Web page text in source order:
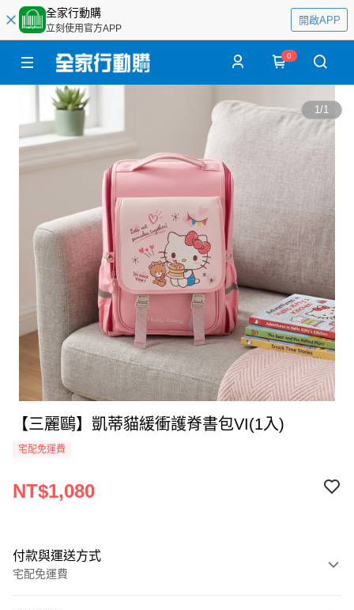
全家行動購
立刻使用官方APP
開啟APP
0
1/1
【三麗鷗】凱蒂貓緩衝護脊書包VI(1入)
宅配免運費
NT$1,080
付款與運送方式
宅配免運費